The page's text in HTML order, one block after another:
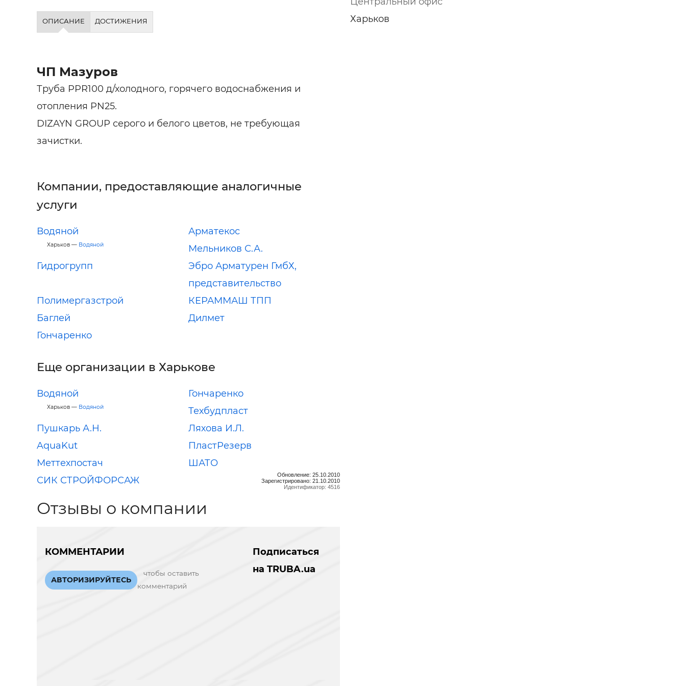
ОПИСАНИЕ ДОСТИЖЕНИЯ
ЧП Мазуров
Труба PPR100 д/холодного, горячего водоснабжения и
отопления PN25.
DIZAYN GROUP серого и белого цветов, не требующая
зачистки.
Компании, предоставляющие аналогичные
услуги
Водяной
Харьков — Водяной
Арматекос
Мельников С.А.
Гидрогрупп
Эбро Арматурен ГмбХ,
представительство
Полимергазстрой
КЕРАММАШ ТПП
Баглей
Дилмет
Гончаренко
Еще организации в Харькове
Водяной
Харьков — Водяной
Гончаренко
Техбудпласт
Пушкарь А.Н.
Ляхова И.Л.
AquaKut
ПластРезерв
Меттехпостач
ШАТО
СИК СТРОЙФОРСАЖ
Обновление: 25.10.2010
Зарегистрировано: 21.10.2010
Идентификатор: 4516
Отзывы о компании
КОММЕНТАРИИ
АВТОРИЗИРУЙТЕСЬ
чтобы оставить
комментарий
Подписаться
на TRUBA.ua
Харьков